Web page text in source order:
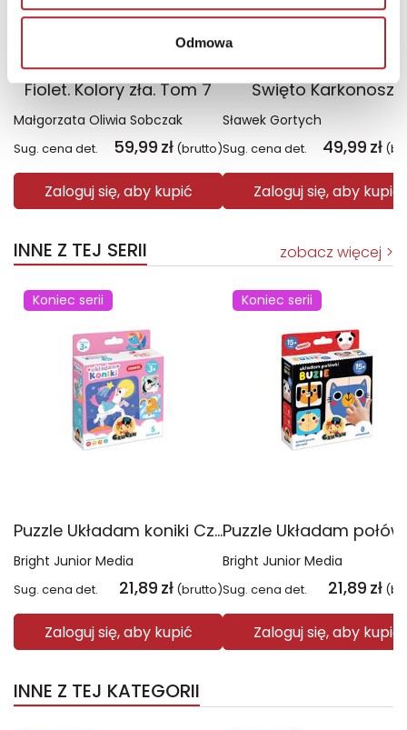
Odmowa
Fiolet. Kolory zła. Tom 7
Małgorzata Oliwia Sobczak
Sug. cena det. 59,99 zł (brutto)
Zaloguj się, aby kupić
Święto Karkonoszy
Sławek Gortych
Sug. cena det. 49,99 zł
Zaloguj się, aby kupić
INNE Z TEJ SERII zobacz więcej
Koniec serii
Puzzle Układam koniki CzuCzu
Bright Junior Media
Sug. cena det. 21,89 zł (brutto)
Zaloguj się, aby kupić
Koniec serii
Bright Junior Media
Sug. cena det. 21,89 zł
Zaloguj się, aby kupić
INNE Z TEJ KATEGORII